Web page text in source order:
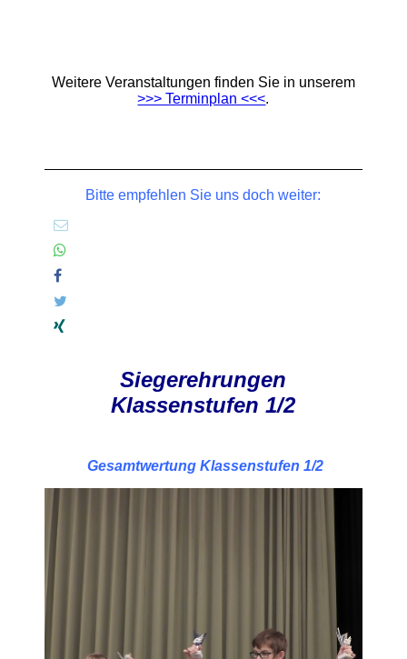
Weitere Veranstaltungen finden Sie in unserem
>>> Terminplan <<<.
Bitte empfehlen Sie uns doch weiter:
Siegerehrungen
Klassenstufen 1/2
Gesamtwertung Klassenstufen 1/2